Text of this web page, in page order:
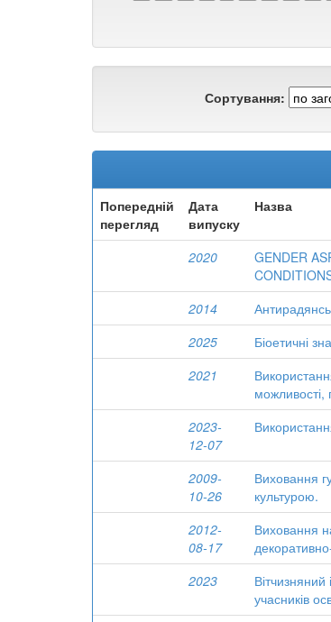
Сортування:
Попередній
перегляд
Дата
випуску
Назва
2020
GENDER
2014
2025
Біоетичні
2021
2023-
12-07
2009-
10-26
Виховання
культурою.
2012-
08-17
Виховання
2023
учасників